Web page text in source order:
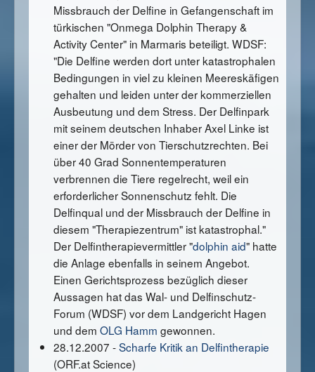
Missbrauch der Delfine in Gefangenschaft im
türkischen "Onmega Dolphin Therapy &
Activity Center" in Marmaris beteiligt. WDSF:
"Die Delfine werden dort unter katastrophalen
Bedingungen in viel zu kleinen Meereskäfigen
gehalten und leiden unter der kommerziellen
Ausbeutung und dem Stress. Der Delfinpark
mit seinem deutschen Inhaber Axel Linke ist
einer der Mörder von Tierschutzrechten. Bei
über 40 Grad Sonnentemperaturen
verbrennen die Tiere regelrecht, weil ein
erforderlicher Sonnenschutz fehlt. Die
Delfinqual und der Missbrauch der Delfine in
diesem "Therapiezentrum" ist katastrophal."
Der Delfintherapievermittler "dolphin aid" hatte
die Anlage ebenfalls in seinem Angebot.
Einen Gerichtsprozess bezüglich dieser
Aussagen hat das Wal- und Delfinschutz-
Forum (WDSF) vor dem Landgericht Hagen
und dem OLG Hamm gewonnen.
28.12.2007 -Scharfe Kritik an Delfintherapie
(ORF.at Science)